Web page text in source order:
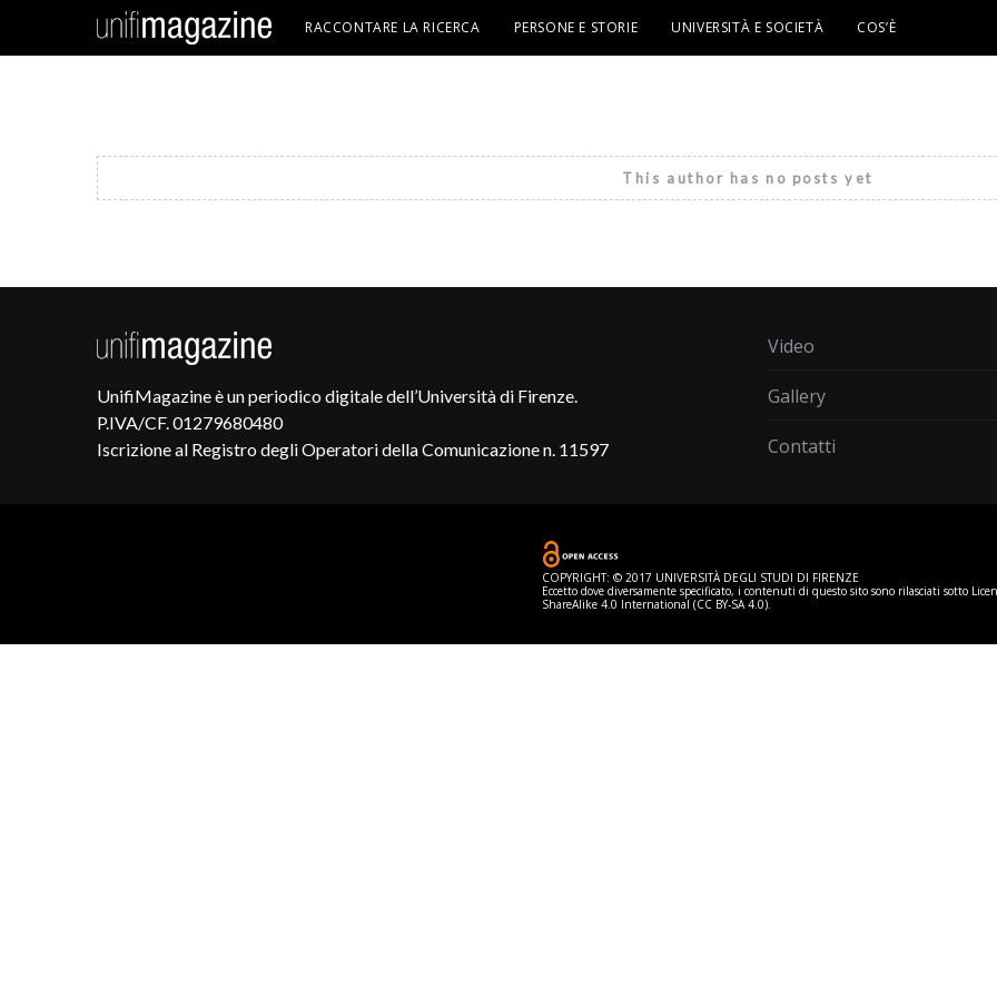
RACCONTARE LA RICERCA PERSONE E STORIE UNIVERSITÀ E SOCIETÀ COS’È
This author has no posts yet
UnifiMagazine è un periodico digitale dell’Università di Firenze.
P.IVA/CF. 01279680480
Iscrizione al Registro degli Operatori della Comunicazione n. 11597
Video
Gallery
Contatti
COPYRIGHT: © 2017 UNIVERSITÀ DEGLI STUDI DI FIRENZE
Eccetto dove diversamente specificato, i contenuti di questo sito sono rilasciati sotto
ShareAlike 4.0 International (CC BY-SA 4.0).